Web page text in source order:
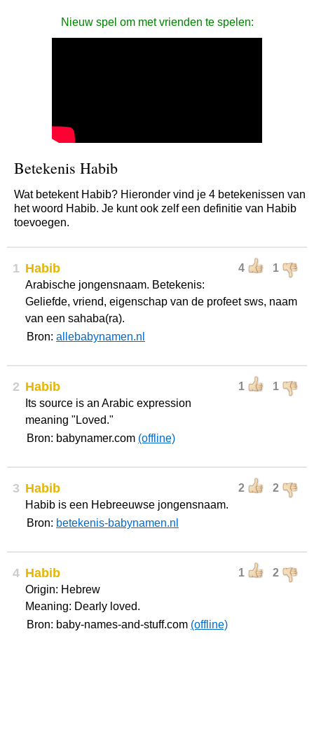
Nieuw spel om met vrienden te spelen:
Betekenis Habib
Wat betekent Habib? Hieronder vind je 4 betekenissen van
het woord Habib. Je kunt ook zelf een definitie van Habib
toevoegen.
1 4 1
Habib
Arabische jongensnaam. Betekenis:
Geliefde, vriend, eigenschap van de profeet sws, naam
van een sahaba(ra).
Bron: allebabynamen.nl
2 1 1
Habib
Its source is an Arabic expression
meaning "Loved."
Bron: babynamer.com (offline)
3 2 2
Habib
Habib is een Hebreeuwse jongensnaam.
Bron: betekenis-babynamen.nl
4 1 2
Habib
Origin: Hebrew
Meaning: Dearly loved.
Bron: baby-names-and-stuff.com (offline)